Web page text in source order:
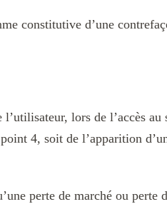
constitutive d’une
lors de l’accès au
4, soit de l’apparition
perte de marché ou perte